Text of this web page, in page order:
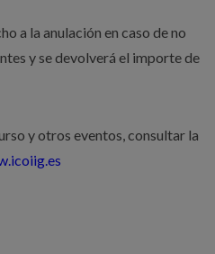
a la anulación en caso de no
y se devolverá el importe de
y otros eventos, consultar la